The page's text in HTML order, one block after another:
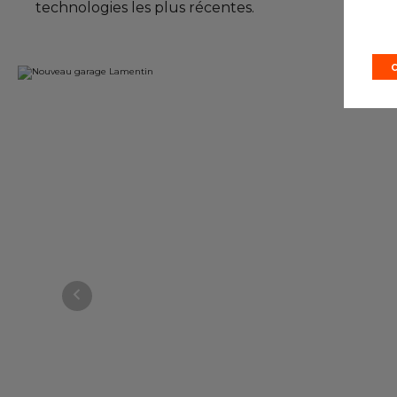
technologies les plus récentes.